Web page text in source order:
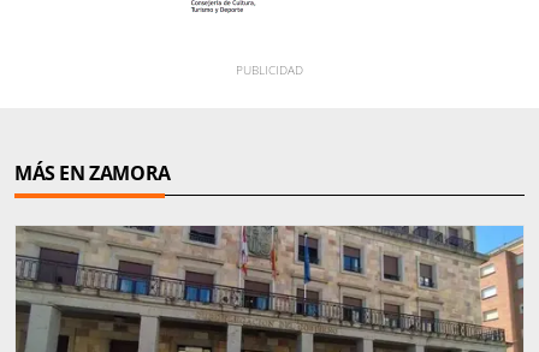
MÁS EN ZAMORA